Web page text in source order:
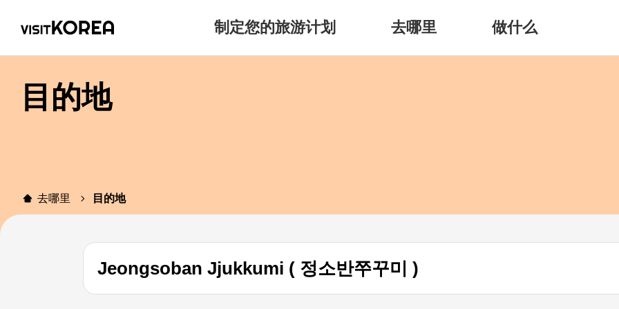
制定您的旅游计划 去哪里 做什么
目的地
去哪里 目的地
Jeongsoban Jjukkumi ( 정소반쭈꾸미 )